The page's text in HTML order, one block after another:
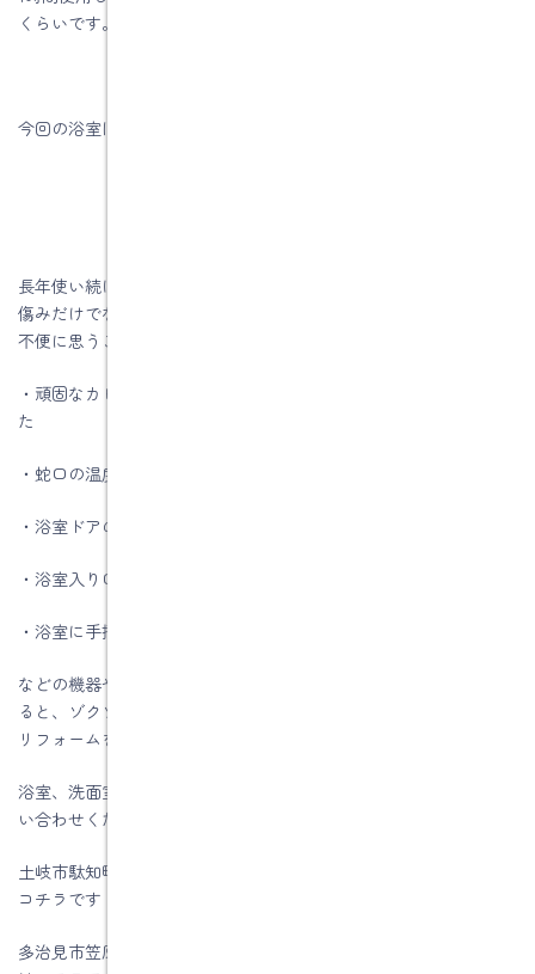
くらいです。
今回の浴室は、クリナップのユニットバスです。
長年使い続けてきたお風呂が古くなってくると、見た目の汚れや
傷みだけでなくライフスタイルの変化等にともない、いろいろと
不便に思うことが出てきます。
・頑固なカビが、がんばって落とそうとしても落ちなくなってき
た
・蛇口の温度調節がうまくいかない
・浴室ドアの開け閉めがしにくい
・浴室入り口には大きな段差がある
・浴室に手摺が欲しくなった
などの機器や設備の調子が悪いことによるお困りや、「浴室に入
ると、ゾクゾクするほど寒い」等の、お困りが気になり始めたら
リフォームを検討する時期になってきています。
浴室、洗面室のリフォーム工事を考えている方は、お気軽にお問
い合わせください
土岐市駄知町Ｔ様邸性能向上リノベーション工事のお客様の声は
コチラです
多治見市笠原町Ｋ様邸性能向上リノベーション工事のお客様の声